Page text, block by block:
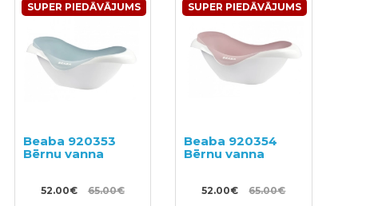
SUPER PIEDĀVĀJUMS
Beaba 920353
Bērnu vanna
52.00€ 65.00€
SUPER PIEDĀVĀJUMS
Beaba 920354
Bērnu vanna
52.00€ 65.00€